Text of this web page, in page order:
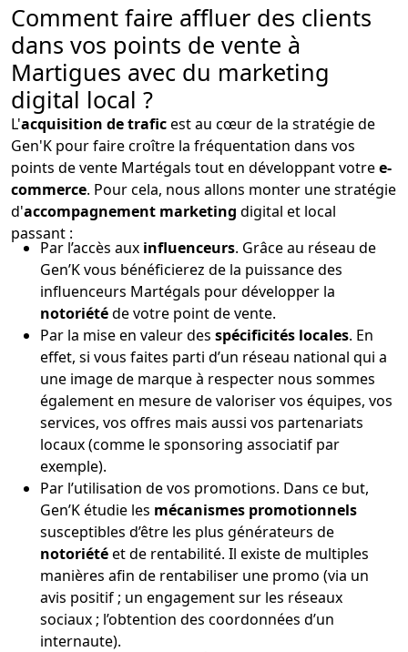
Comment faire affluer des clients
dans vos points de vente à
Martigues avec du marketing
digital local ?
L'acquisition de traficest au cœur de la stratégie de
Gen'K pour faire croître la fréquentation dans vos
points de vente Martégals tout en développant votree-
commerce. Pour cela, nous allons monter une stratégie
d'accompagnement marketing digital et local
passant :
Par l’accès aux influenceurs. Grâce au réseau de
Gen’K vous bénéficierez de la puissance des
influenceurs Martégals pour développer la
notoriétéde votre point de vente.
Par la mise en valeur des spécificités locales. En
effet, si vous faites parti d’un réseau national qui a
une image de marque à respecter nous sommes
également en mesure de valoriser vos équipes, vos
services, vos offres mais aussi vos partenariats
locaux (comme le sponsoring associatif par
exemple).
Par l’utilisation de vos promotions. Dans ce but,
Gen’K étudie les mécanismes promotionnels
susceptibles d’être les plus générateurs de
notoriétéet de rentabilité. Il existe de multiples
manières afin de rentabiliser une promo (via un
avis positif ; un engagement sur les réseaux
sociaux ; l’obtention des coordonnées d’un
internaute).